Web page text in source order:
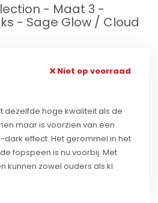
- Maat 3 -
- Sage Glow / Cloud
Niet op voorraad
dezelfde hoge kwaliteit als de
maar is voorzien van een
effect. Het gerommel in het
fopspeen is nu voorbij. Met
kunnen zowel ouders als kl